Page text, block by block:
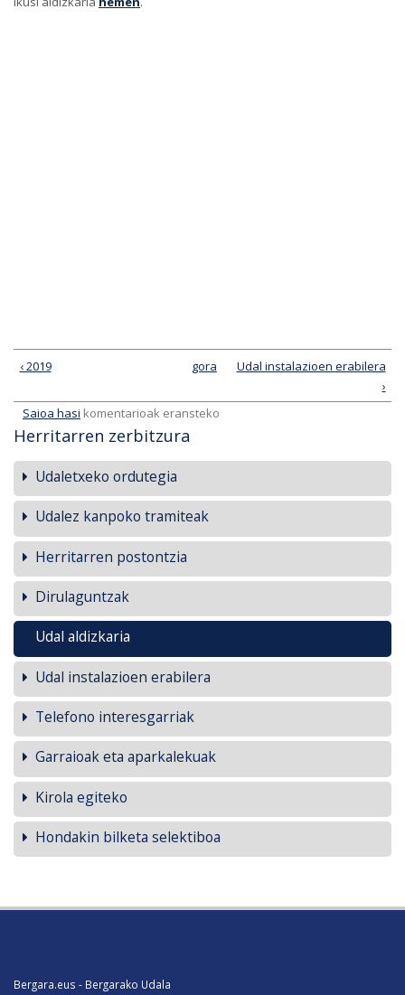
‹ 2019 gora
Udal instalazioen erabilera
›
Saioa hasi komentarioak eransteko
Herritarren zerbitzura
Udaletxeko ordutegia
Udalez kanpoko tramiteak
Herritarren postontzia
Dirulaguntzak
Udal aldizkaria
Udal instalazioen erabilera
Telefono interesgarriak
Garraioak eta aparkalekuak
Kirola egiteko
Hondakin bilketa selektiboa
Bergara.eus - Bergarako Udala